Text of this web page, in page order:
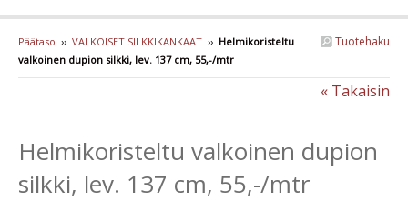
Tuotehaku
Päätaso ›› VALKOISET SILKKIKANKAAT ›› Helmikoristeltu
valkoinen dupion silkki, lev. 137 cm, 55,-/mtr
« Takaisin
Helmikoristeltu valkoinen dupion
silkki, lev. 137 cm, 55,-/mtr